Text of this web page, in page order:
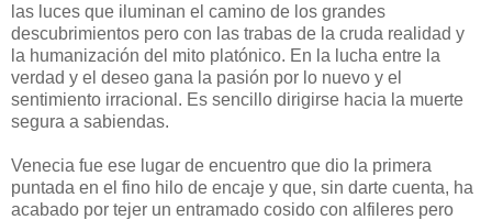
las luces que iluminan el camino de los grandes
descubrimientos pero con las trabas de la cruda realidad y
la humanización del mito platónico. En la lucha entre la
verdad y el deseo gana la pasión por lo nuevo y el
sentimiento irracional. Es sencillo dirigirse hacia la muerte
segura a sabiendas.
Venecia fue ese lugar de encuentro que dio la primera
puntada en el fino hilo de encaje y que, sin darte cuenta, ha
acabado por tejer un entramado cosido con alfileres pero